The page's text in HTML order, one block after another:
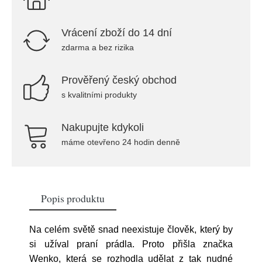
Vrácení zboží do 14 dní
zdarma a bez rizika
Prověřený český obchod
s kvalitními produkty
Nakupujte kdykoli
máme otevřeno 24 hodin denně
Popis produktu
Na celém světě snad neexistuje člověk, který by
si užíval praní prádla. Proto přišla značka
Wenko, která se rozhodla udělat z tak nudné